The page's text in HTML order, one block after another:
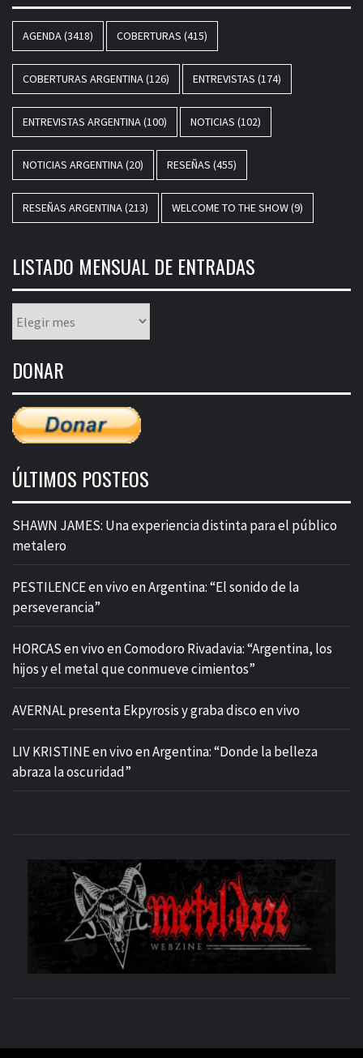
AGENDA(3418) COBERTURAS (415)
COBERTURAS ARGENTINA(126) ENTREVISTAS (174)
ENTREVISTAS ARGENTINA(100) NOTICIAS (102)
NOTICIAS ARGENTINA(20) RESEÑAS (455)
RESEÑAS ARGENTINA(213) WELCOME TO THE SHOW(9)
LISTADO MENSUAL DE ENTRADAS
mensual
entradas
DONAR
ÚLTIMOS POSTEOS
SHAWN JAMES: Una experiencia distinta para el público
metalero
PESTILENCE en vivo en Argentina: “El sonido de la
perseverancia”
HORCAS en vivo en Comodoro Rivadavia: “Argentina, los
hijos y el metal que conmueve cimientos”
AVERNAL presenta Ekpyrosis y graba disco en vivo
LIV KRISTINE en vivo en Argentina: “Donde la belleza
abraza la oscuridad”